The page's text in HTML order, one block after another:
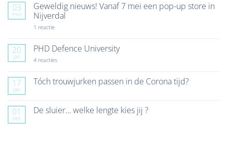
03
mei
Geweldig nieuws! Vanaf 7 mei een pop-up store in
Nijverdal
1 reactieop
Vanaf
7
mei
up
store
20
jan
PHD Defence University
4 reactiesop
University
17
jan
Tóch trouwjurken passen in de Corona tijd?
Tóch
01
dec
De sluier… welke lengte kies jij ?